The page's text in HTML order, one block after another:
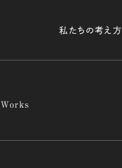
私たちの考え方
Works